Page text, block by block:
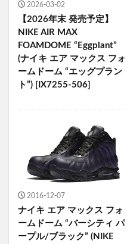
2026-03-02
【2026年末 発売予定】
NIKE AIR MAX
FOAMDOME “Eggplant”
(ナイキ エア マックス フォ
ームドーム “エッグプラン
ト”) [IX7255-506]
2016-12-07
ナイキ エア マックス フォ
ームドーム “バーシティ パ
ープル/ブラック” (NIKE